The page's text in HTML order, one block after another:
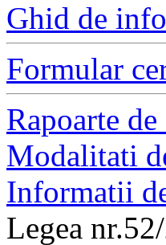
Ghid de
Formular
Rapoarte
Modalitati
Informatii
Legea